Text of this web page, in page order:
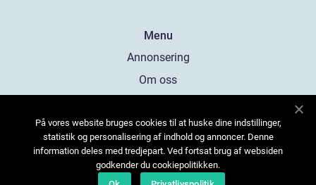
Menu
Annonsering
Om oss
Kontakta oss
Sitemap
På vores website bruges cookies til at huske dine indstillinger,
statistik og personalisering af indhold og annoncer. Denne
information deles med tredjepart. Ved fortsat brug af websiden
godkender du cookiepolitikken.